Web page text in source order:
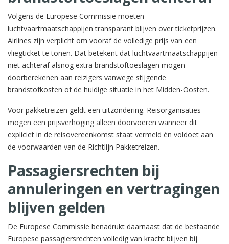
Volgens de Europese Commissie moeten
luchtvaartmaatschappijen transparant blijven over ticketprijzen.
Airlines zijn verplicht om vooraf de volledige prijs van een
vliegticket te tonen. Dat betekent dat luchtvaartmaatschappijen
niet achteraf alsnog extra brandstoftoeslagen mogen
doorberekenen aan reizigers vanwege stijgende
brandstofkosten of de huidige situatie in het Midden-Oosten.
Voor pakketreizen geldt een uitzondering. Reisorganisaties
mogen een prijsverhoging alleen doorvoeren wanneer dit
expliciet in de reisovereenkomst staat vermeld én voldoet aan
de voorwaarden van de Richtlijn Pakketreizen.
Passagiersrechten bij
annuleringen en vertragingen
blijven gelden
De Europese Commissie benadrukt daarnaast dat de bestaande
Europese passagiersrechten volledig van kracht blijven bij